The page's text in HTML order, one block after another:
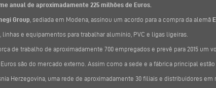
anual de aproximadamente 225 milhões de Euros.
Group , sediada em Modena, assinou um acordo para a compra da alemã
e equipamentos para trabalhar alumínio, PVC e ligas ligeiras.
de trabalho de aproximadamente 700 empregados e prevê para 2015 um
Euros são do mercado externo. Assim como a sede e a fábrica principal
Herzegovina, uma rede de aproximadamente 30 filiais e distribuidores em